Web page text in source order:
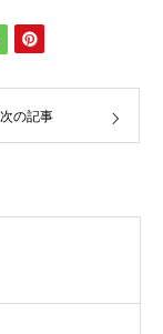
次の記事